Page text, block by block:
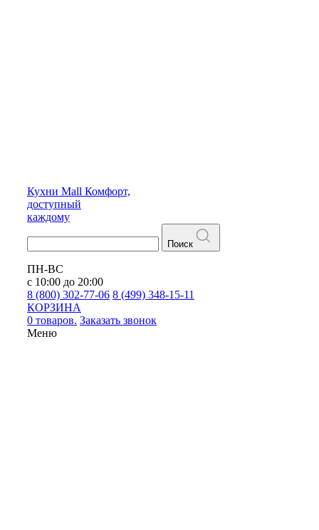
Кухни Mall Комфорт,
доступный
каждому
Поиск
ПН-ВС
с 10:00 до 20:00
8 (800) 302-77-06 8 (499) 348-15-11
КОРЗИНА
0 товаров. Заказать звонок
Меню